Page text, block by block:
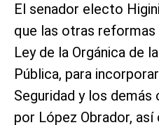
El senador electo
que las otras reformas
Ley de la Orgánica de
Pública, para
Seguridad y los
por López Obrador,